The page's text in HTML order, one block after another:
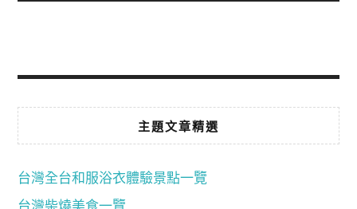
主題文章精選
台灣全台和服浴衣體驗景點一覽